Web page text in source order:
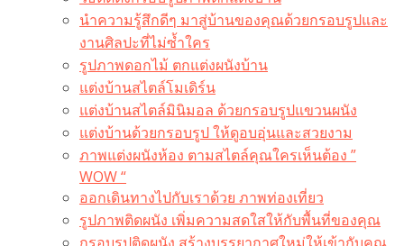
นำความรู้สึกดีๆ มาสู่บ้านของคุณด้วยกรอบรูปและ
งานศิลปะที่ไม่ซ้ำใคร
รูปภาพดอกไม้ ตกแต่งผนังบ้าน
แต่งบ้านสไตล์โมเดิร์น
แต่งบ้านสไตล์มินิมอล ด้วยกรอบรูปแขวนผนัง
แต่งบ้านด้วยกรอบรูป ให้ดูอบอุ่นและสวยงาม
ภาพแต่งผนังห้อง ตามสไตล์คุณใครเห็นต้อง ”
WOW “
ออกเดินทางไปกับเราด้วย ภาพท่องเที่ยว
รูปภาพติดผนัง เพิ่มความสดใสให้กับพื้นที่ของคุณ
กรอบรูปติดผนัง สร้างบรรยากาศใหม่ให้เข้ากับคุณ